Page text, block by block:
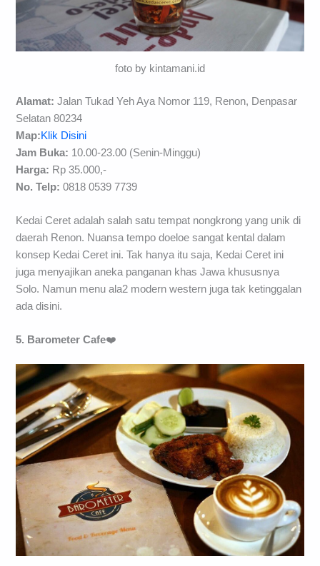
foto by kintamani.id
Alamat: Jalan Tukad Yeh Aya Nomor 119, Renon, Denpasar
Selatan 80234
Map:Klik Disini
Jam Buka: 10.00-23.00 (Senin-Minggu)
Harga: Rp 35.000,-
No. Telp: 0818 0539 7739
Kedai Ceret adalah salah satu tempat nongkrong yang unik di
daerah Renon. Nuansa tempo doeloe sangat kental dalam
konsep Kedai Ceret ini. Tak hanya itu saja, Kedai Ceret ini
juga menyajikan aneka panganan khas Jawa khususnya
Solo. Namun menu ala2 modern western juga tak ketinggalan
ada disini.
5. Barometer Cafe❤️